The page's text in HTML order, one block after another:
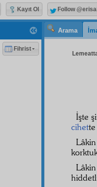
Arama
İşte
cihet
Fihrist
Kayıt Ol Follow